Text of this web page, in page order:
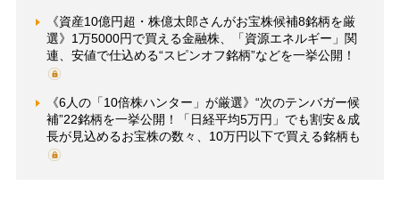
《資産10億円超・株億太郎さんがお宝株候補8銘柄を厳
選》1万5000円で買える金融株、「資源エネルギー」関
連、安値で仕込める“スピンオフ銘柄”などを一挙公開！
《6人の「10倍株ハンター」が厳選》“次のテンバガー候
補”22銘柄を一挙公開！「日経平均5万円」でも割安＆成
長が見込めるお宝株の数々、10万円以下で買える銘柄も